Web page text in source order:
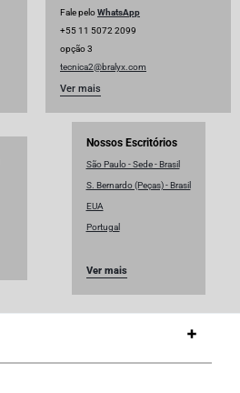
Fale peloWhatsApp
+55 11 5072 2099
opção 3
tecnica2@bralyx.com
Ver mais
Nossos Escritórios
São Paulo - Sede - Brasil
S. Bernardo (Peças) - Brasil
EUA
Portugal
Ver mais